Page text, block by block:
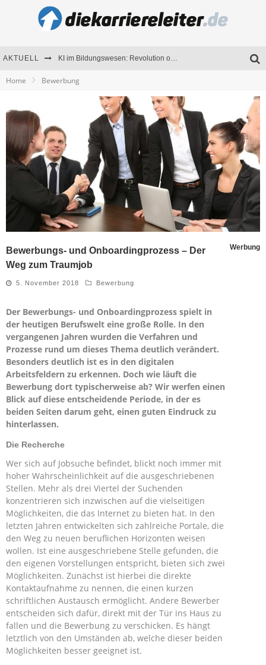
AKTUELL
Mitarbeitenden-Schulungen erfolgreich planen – Ratgeber für Unternehmen
Home Bewerbung
Bewerbungs- und Onboardingprozess – Der
Weg zum Traumjob
Werbung
5. November 2018 Bewerbung
Der Bewerbungs- und Onboardingprozess spielt in
der heutigen Berufswelt eine große Rolle. In den
vergangenen Jahren wurden die Verfahren und
Prozesse rund um dieses Thema deutlich verändert.
Besonders deutlich ist es in den digitalen
Arbeitsfeldern zu erkennen. Doch wie läuft die
Bewerbung dort typischerweise ab? Wir werfen einen
Blick auf diese entscheidende Periode, in der es
beiden Seiten darum geht, einen guten Eindruck zu
hinterlassen.
Die Recherche
Wer sich auf Jobsuche befindet, blickt noch immer mit
hoher Wahrscheinlichkeit auf die ausgeschriebenen
Stellen. Mehr als drei Viertel der Suchenden
konzentrieren sich inzwischen auf die vielseitigen
Möglichkeiten, die das Internet zu bieten hat. In den
letzten Jahren entwickelten sich zahlreiche Portale, die
den Weg zu neuen beruflichen Horizonten weisen
wollen. Ist eine ausgeschriebene Stelle gefunden, die
den eigenen Vorstellungen entspricht, bieten sich zwei
Möglichkeiten. Zunächst ist hierbei die direkte
Kontaktaufnahme zu nennen, die einen kurzen
schriftlichen Austausch ermöglicht. Andere Bewerber
entscheiden sich dafür, direkt mit der Tür ins Haus zu
fallen und die Bewerbung zu verschicken. Es hängt
letztlich von den Umständen ab, welche dieser beiden
Möglichkeiten besser geeignet ist.